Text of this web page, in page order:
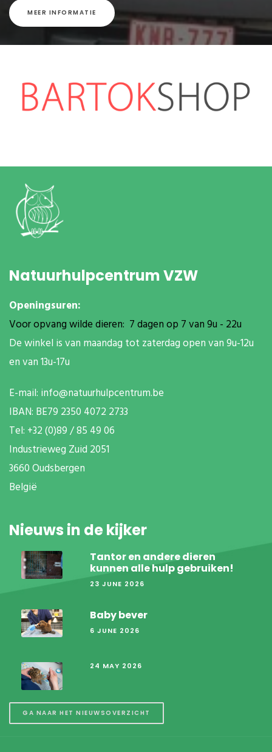
MEER INFORMATIE
Natuurhulpcentrum VZW
Openingsuren:
Voor opvang wilde dieren: 7 dagen op 7 van 9u - 22u
De winkel is van maandag tot zaterdag open van 9u-12u
en van 13u-17u
E-mail: info@natuurhulpcentrum.be
IBAN: BE79 2350 4072 2733
Tel: +32 (0)89 / 85 49 06
Industrieweg Zuid 2051
3660 Oudsbergen
België
Nieuws in de kijker
Tantor en andere dieren
kunnen alle hulp gebruiken!
23 JUNE 2026
Baby bever
6 JUNE 2026
24 MAY 2026
GA NAAR HET NIEUWSOVERZICHT